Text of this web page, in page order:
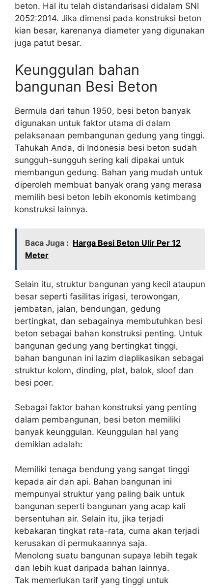
beton. Hal itu telah distandarisasi didalam SNI
2052:2014. Jika dimensi pada konstruksi beton
kian besar, karenanya diameter yang digunakan
juga patut besar.
Keunggulan bahan
bangunan Besi Beton
Bermula dari tahun 1950, besi beton banyak
digunakan untuk faktor utama di dalam
pelaksanaan pembangunan gedung yang tinggi.
Tahukah Anda, di Indonesia besi beton sudah
sungguh-sungguh sering kali dipakai untuk
membangun gedung. Bahan yang mudah untuk
diperoleh membuat banyak orang yang merasa
memilih besi beton lebih ekonomis ketimbang
konstruksi lainnya.
Baca Juga : Harga Besi Beton Ulir Per 12
Meter
Selain itu, struktur bangunan yang kecil ataupun
besar seperti fasilitas irigasi, terowongan,
jembatan, jalan, bendungan, gedung
bertingkat, dan sebagainya membutuhkan besi
beton sebagai bahan konstruksi penting. Untuk
bangunan gedung yang bertingkat tinggi,
bahan bangunan ini lazim diaplikasikan sebagai
struktur kolom, dinding, plat, balok, sloof dan
besi poer.
Sebagai faktor bahan konstruksi yang penting
dalam pembangunan, besi beton memiliki
banyak keunggulan. Keunggulan hal yang
demikian adalah:
Memiliki tenaga bendung yang sangat tinggi
kepada air dan api. Bahan bangunan ini
mempunyai struktur yang paling baik untuk
bangunan seperti bangunan yang acap kali
bersentuhan air. Selain itu, jika terjadi
kebakaran tingkat rata-rata, cuma akan terjadi
kerusakan di permukaannya saja.
Menolong suatu bangunan supaya lebih tegak
dan lebih kuat daripada bahan lainnya.
Tak memerlukan tarif yang tinggi untuk